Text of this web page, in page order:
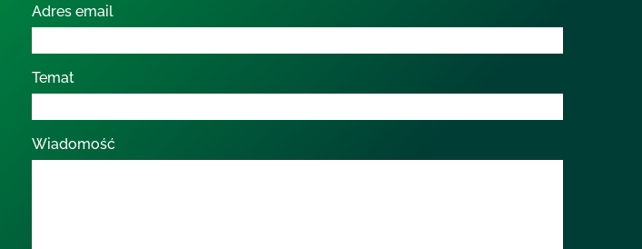
Adres email
Temat
Wiadomość